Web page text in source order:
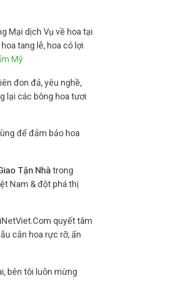
Mại dịch Vụ về hoa tại
tang lễ, hoa có lợi
Mỹ
đon đả, yêu nghề,
lại các bông hoa tươi
để đảm bảo hoa
Tận Nhà trong
Nam & đột phá thị
quyết tâm
cắn hoa rực rỡ, ấn
bên tôi luôn mừng